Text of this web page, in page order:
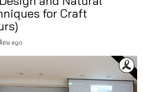
for Craft
อน ago